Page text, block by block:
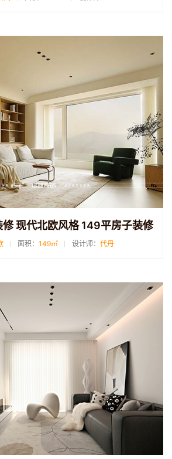
现代北欧风格 149平房子装修
面积： 149㎡ 设计师： 代丹